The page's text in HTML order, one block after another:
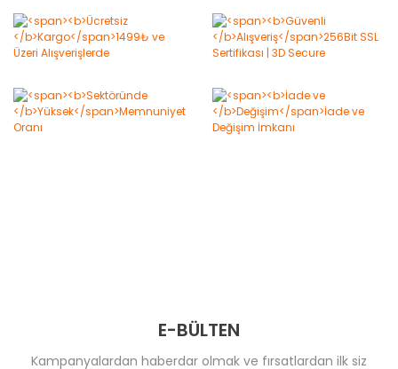
E-BÜLTEN
Kampanyalardan haberdar olmak ve fırsatlardan ilk siz